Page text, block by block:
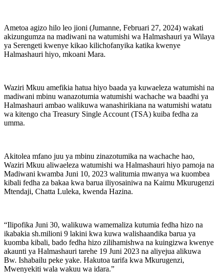
Ametoa agizo hilo leo jioni (Jumanne, Februari 27, 2024) wakati
akizungumza na madiwani na watumishi wa Halmashauri ya Wilaya
ya Serengeti kwenye kikao kilichofanyika katika kwenye
Halmashauri hiyo, mkoani Mara.
Waziri Mkuu amefikia hatua hiyo baada ya kuwaeleza watumishi na
madiwani mbinu wanazotumia watumishi wachache wa baadhi ya
Halmashauri ambao walikuwa wanashirikiana na watumishi watatu
wa kitengo cha Treasury Single Account (TSA) kuiba fedha za
umma.
Akitolea mfano juu ya mbinu zinazotumika na wachache hao,
Waziri Mkuu aliwaeleza watumishi wa Halmashauri hiyo pamoja na
Madiwani kwamba Juni 10, 2023 walitumia mwanya wa kuombea
kibali fedha za bakaa kwa barua iliyosainiwa na Kaimu Mkurugenzi
Mtendaji, Chatta Luleka, kwenda Hazina.
“Ilipofika Juni 30, walikuwa wamemaliza kutumia fedha hizo na
ikabakia sh.milioni 9 lakini kwa kuwa walishaandika barua ya
kuomba kibali, bado fedha hizo zilihamishwa na kuingizwa kwenye
akaunti ya Halmashauri tarehe 19 Juni 2023 na aliyejua alikuwa
Bw. Ishabailu peke yake. Hakutoa tarifa kwa Mkurugenzi,
Mwenyekiti wala wakuu wa idara.”